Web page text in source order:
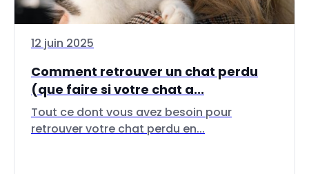
12 juin 2025
Comment retrouver un chat perdu
(que faire si votre chat a...
Tout ce dont vous avez besoin pour
retrouver votre chat perdu en...